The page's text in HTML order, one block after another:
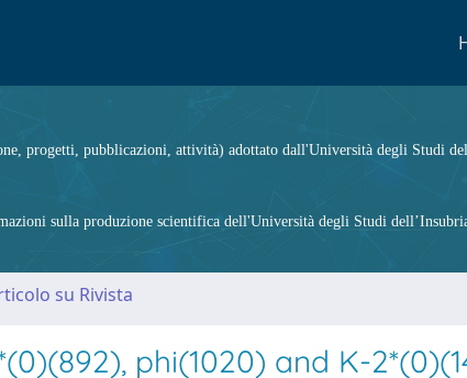
progetti, pubblicazioni, attività) adottato dall'Università degli Studi
sulla produzione scientifica dell'Università degli Studi
su Rivista
phi(1020) and K-